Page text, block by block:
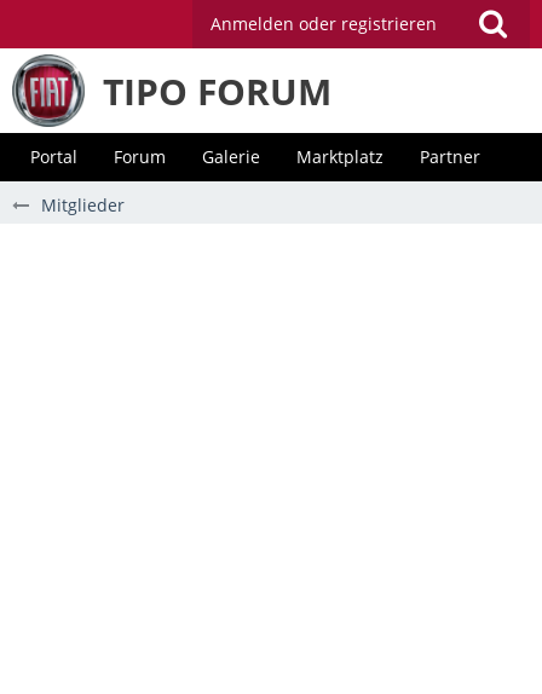
Anmelden oder registrieren
TIPO FORUM
Portal Forum Galerie Marktplatz Partner
Mitglieder